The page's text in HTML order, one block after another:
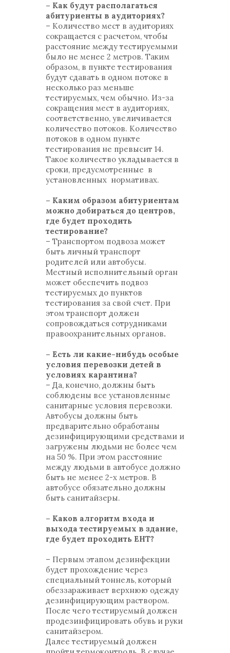
– Как будут располагаться
абитуриенты в аудиториях?
– Количество мест в аудиториях
сокращается с расчетом, чтобы
расстояние между тестируемыми
было не менее 2 метров. Таким
образом, в пункте тестирования
будут сдавать в одном потоке в
несколько раз меньше
тестируемых, чем обычно. Из-за
сокращения мест в аудиториях,
соответственно, увеличивается
количество потоков. Количество
потоков в одном пункте
тестирования не превысит 14.
Такое количество укладывается в
сроки, предусмотренные в
установленных нормативах.
– Каким образом абитуриентам
можно добираться до центров,
где будет проходить
тестирование?
– Транспортом подвоза может
быть личный транспорт
родителей или автобусы.
Местный исполнительный орган
может обеспечить подвоз
тестируемых до пунктов
тестирования за свой счет. При
этом транспорт должен
сопровождаться сотрудниками
правоохранительных органов.
– Есть ли какие-нибудь особые
условия перевозки детей в
условиях карантина?
– Да, конечно, должны быть
соблюдены все установленные
санитарные условия перевозки.
Автобусы должны быть
предварительно обработаны
дезинфицирующими средствами и
загружены людьми не более чем
на 50 %. При этом расстояние
между людьми в автобусе должно
быть не менее 2-х метров. В
автобусе обязательно должны
быть санитайзеры.
– Каков алгоритм входа и
выхода тестируемых в здание,
где будет проходить ЕНТ?
– Первым этапом дезинфекции
будет прохождение через
специальный тоннель, который
обеззараживает верхнюю одежду
дезинфицирующим раствором.
После чего тестируемый должен
продезинфицировать обувь и руки
санитайзером.
Далее тестируемый должен